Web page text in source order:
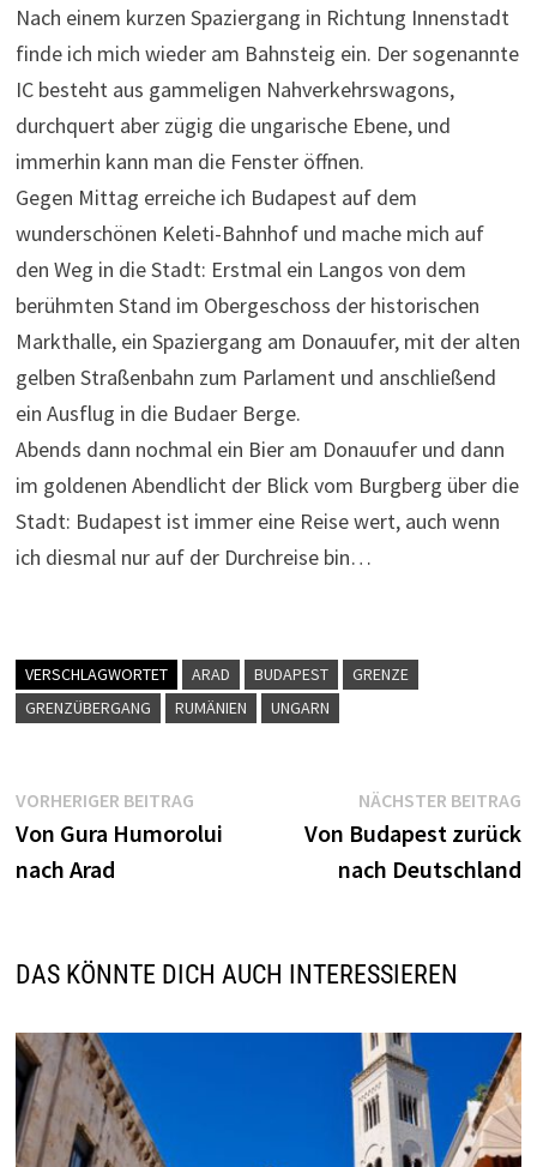
Nach einem kurzen Spaziergang in Richtung Innenstadt
finde ich mich wieder am Bahnsteig ein. Der sogenannte
IC besteht aus gammeligen Nahverkehrswagons,
durchquert aber zügig die ungarische Ebene, und
immerhin kann man die Fenster öffnen.
Gegen Mittag erreiche ich Budapest auf dem
wunderschönen Keleti-Bahnhof und mache mich auf
den Weg in die Stadt: Erstmal ein Langos von dem
berühmten Stand im Obergeschoss der historischen
Markthalle, ein Spaziergang am Donauufer, mit der alten
gelben Straßenbahn zum Parlament und anschließend
ein Ausflug in die Budaer Berge.
Abends dann nochmal ein Bier am Donauufer und dann
im goldenen Abendlicht der Blick vom Burgberg über die
Stadt: Budapest ist immer eine Reise wert, auch wenn
ich diesmal nur auf der Durchreise bin…
VERSCHLAGWORTET ARAD BUDAPEST
GRENZE
GRENZÜBERGANG
RUMÄNIEN UNGARN
Beitragsnavigation
VORHERIGER BEITRAGVorheriger
Beitrag:
Von Gura Humorolui
nach Arad
NÄCHSTER BEITRAG
Von Budapest zurück
nach Deutschland
DAS KÖNNTE DICH AUCH INTERESSIEREN